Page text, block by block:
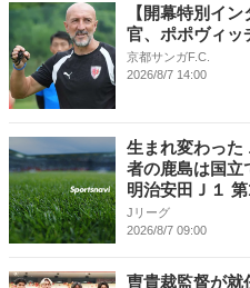
【開幕特別イ
官、ポポヴィッ
京都サンガF.C.
2026/8/7 14:00
生まれ変わった
者の鹿島は国立
明治安田Ｊ１ 第
Jリーグ
2026/8/7 09:00
曺貴裁監督が就